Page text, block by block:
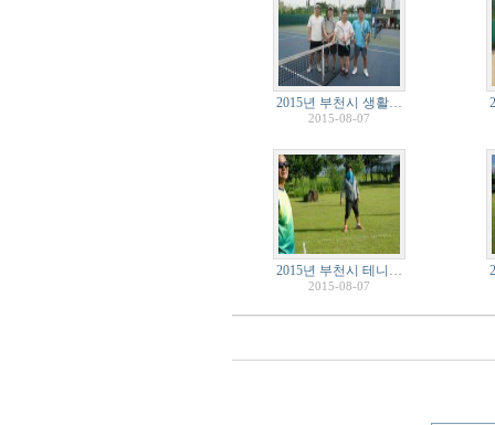
2015년 부천시 생활…
2015-08-07
2015년 부천시 테니…
2015-08-07